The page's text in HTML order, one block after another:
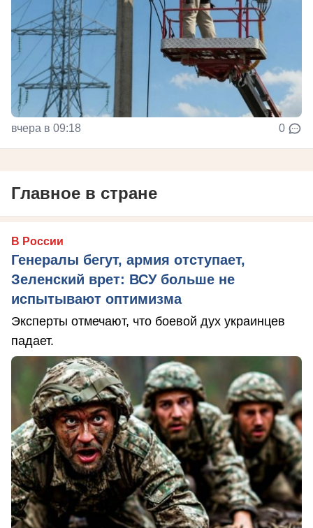
вчера в 09:18 0
Главное в стране
В России
Генералы бегут, армия отступает,
Зеленский врет: ВСУ больше не
испытывают оптимизма
Эксперты отмечают, что боевой дух украинцев
падает.